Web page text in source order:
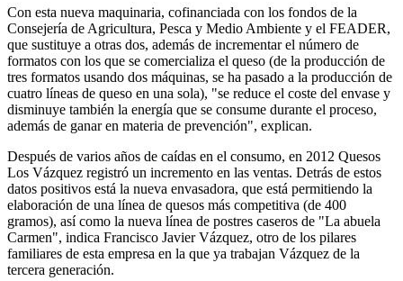
Con esta nueva maquinaria, cofinanciada con los fondos de la
Consejería de Agricultura, Pesca y Medio Ambiente y el FEADER,
que sustituye a otras dos, además de incrementar el número de
formatos con los que se comercializa el queso (de la producción de
tres formatos usando dos máquinas, se ha pasado a la producción de
cuatro líneas de queso en una sola), "se reduce el coste del envase y
disminuye también la energía que se consume durante el proceso,
además de ganar en materia de prevención", explican.
Después de varios años de caídas en el consumo, en 2012 Quesos
Los Vázquez registró un incremento en las ventas. Detrás de estos
datos positivos está la nueva envasadora, que está permitiendo la
elaboración de una línea de quesos más competitiva (de 400
gramos), así como la nueva línea de postres caseros de "La abuela
Carmen", indica Francisco Javier Vázquez, otro de los pilares
familiares de esta empresa en la que ya trabajan Vázquez de la
tercera generación.